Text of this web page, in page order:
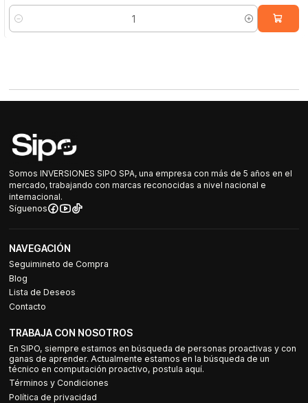
Cantidad
Somos INVERSIONES SIPO SPA, una empresa con más de 5 años en el
mercado, trabajando con marcas reconocidas a nivel nacional e
internacional.
Síguenos
NAVEGACIÓN
Seguimineto de Compra
Blog
Lista de Deseos
Contacto
TRABAJA CON NOSOTROS
En SIPO, siempre estamos en búsqueda de personas proactivas y con
ganas de aprender. Actualmente estamos en la búsqueda de un
técnico en computación proactivo, postula aquí.
Términos y Condiciones
Política de privacidad